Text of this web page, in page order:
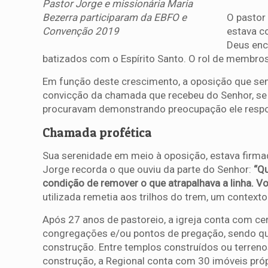
Pastor Jorge e missionária Maria
Bezerra participaram da EBFO e
Convenção 2019
O
estava
Deus
batizados com o Espírito Santo. O rol de
Em função deste crescimento, a oposição que
convicção da chamada que recebeu do Senhor,
procuravam demonstrando preocupação ele
Chamada profética
Sua serenidade em meio à oposição, estava
Jorge recorda o que ouviu da parte do Senhor:
condição de remover o que atrapalhava a linha.
utilizada remetia aos trilhos do trem, um
Após 27 anos de pastoreio, a igreja conta com
congregações e/ou pontos de pregação, sendo
construção. Entre templos construídos ou
construção, a Regional conta com 30 imóveis